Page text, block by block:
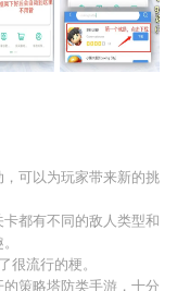
可以为玩家带来新的挑
都有不同的敌人类型和
流行的梗。
策略塔防类手游，十分